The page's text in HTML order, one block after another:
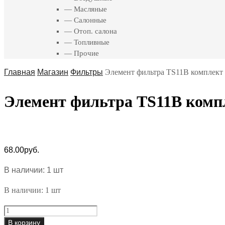
— Масляные
— Салонные
— Отоп. салона
— Топливные
— Прочие
Главная Магазин Фильтры Элемент фильтра TS11B комплект
Элемент фильтра TS11B
68.00руб.
В наличии: 1 шт
В наличии: 1 шт
Элемент
фильтра
В корзину